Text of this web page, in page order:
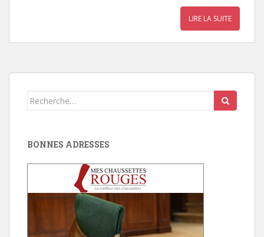
LIRE LA SUITE
Search
BONNES ADRESSES